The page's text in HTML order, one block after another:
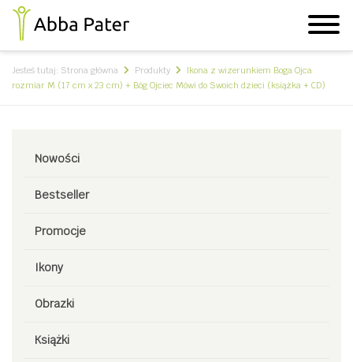
Jesteś tutaj: Strona główna Produkty
Ikona z wizerunkiem Boga Ojca
rozmiar M (17 cm x 23 cm) + Bóg Ojciec Mówi do Swoich dzieci (książka + CD)
Nowości
Bestseller
Promocje
Ikony
Obrazki
Książki